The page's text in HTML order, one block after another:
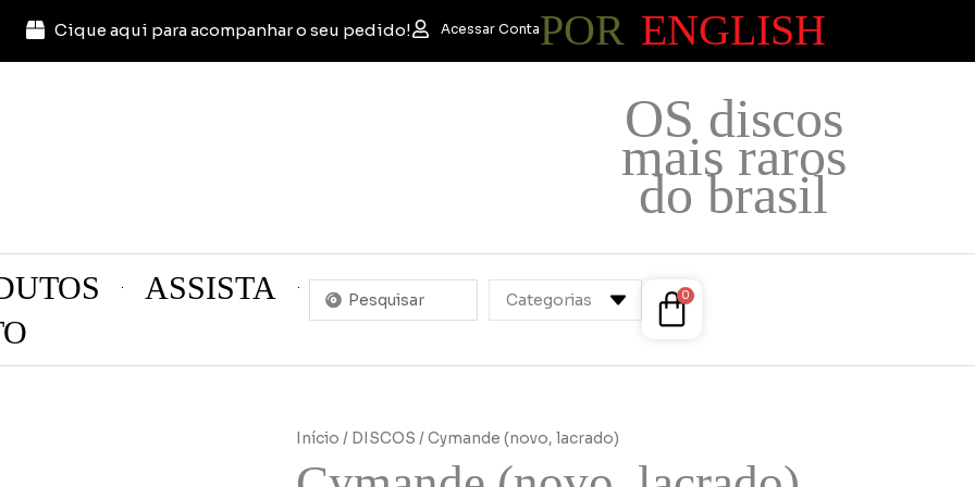
Cique aqui para acompanhar o seu pedido! Acessar ContaPOR ENGLISH
OS discos
mais raros
do brasil
ASSISTA
Pesquisar
...
Categorias 0
Cart
Início / DISCOS / Cymande (novo, lacrado)